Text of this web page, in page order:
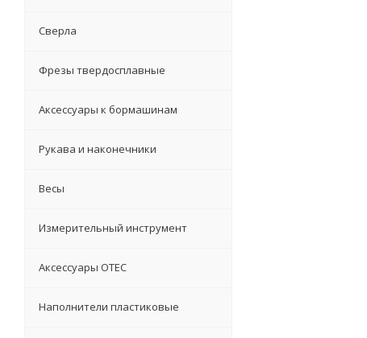
Сверла
Фрезы твердосплавные
Аксессуары к бормашинам
Рукава и наконечники
Весы
Измерительный инструмент
Аксессуары OTEC
Наполнители пластиковые